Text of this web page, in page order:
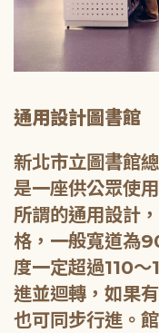
通用設計圖書館
新北市立圖書館
是一座供公眾使
所謂的通用設計
格，一般寬道為
度一定超過110
進並迴轉，如果
也可同步行進。